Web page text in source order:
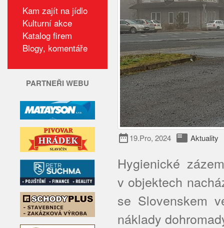
Kam zajít na jídlo
Kulturní akce
Katalog firem
Blogy, komentáře
PARTNEŘI WEBU
date_range19.Pro, 2024 featured_play_list Aktuality
Hygienické
v objektech
se Slovenskem
náklady